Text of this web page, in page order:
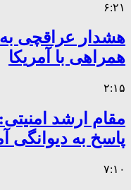
۶:۲۱
هشدار عراقچی به
همراهی با آمریکا
۲:۱۵
مقام ارشد
پاسخ به دیوانگی
۷:۱۰